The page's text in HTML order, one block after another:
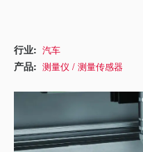
行业: 汽车
产品: 测量仪 / 测量传感器